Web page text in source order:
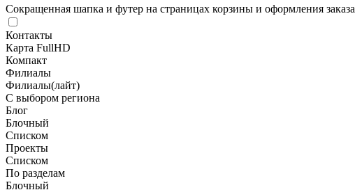
Сокращенная шапка и футер на страницах корзины и оформления заказа
Контакты
Карта FullHD
Компакт
Филиалы
Филиалы(лайт)
С выбором региона
Блог
Блочный
Списком
Проекты
Списком
По разделам
Блочный